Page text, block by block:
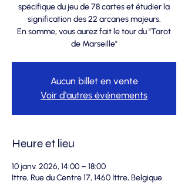
spécifique du jeu de 78 cartes et étudier la
signification des 22 arcanes majeurs.
En somme, vous aurez fait le tour du "Tarot
de Marseille"
Aucun billet en vente
Voir d'autres événements
Heure et lieu
10 janv. 2026, 14:00 – 18:00
Ittre, Rue du Centre 17, 1460 Ittre, Belgique